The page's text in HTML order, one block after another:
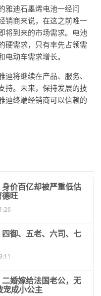
雅迪石墨烯电池一经问
销商来说，在这之前唯一
将到来的市场需求。电池
硬需求，只有率先占领需
动车需求增长。
将继续在产品、服务、
持。未来，保持发展的技
迪终端经销商可以信赖的
价百亿却被严重低估
德旺
御、五老、六司、七
婚嫁给法国老公，无
宠成小公主